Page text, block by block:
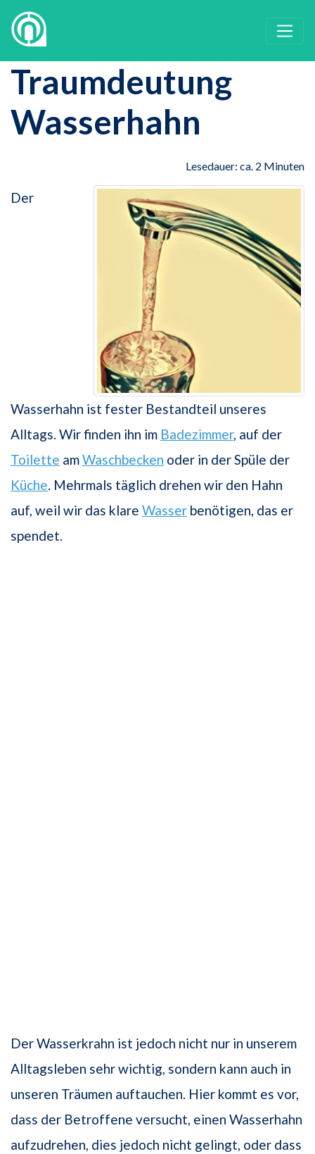
Traumdeutung
Wasserhahn
Lesedauer: ca. 2 Minuten
Der
Wasserhahn ist fester Bestandteil unseres
Alltags. Wir finden ihn im Badezimmer, auf der
Toilette amWaschbecken oder in der Spüle der
Küche. Mehrmals täglich drehen wir den Hahn
auf, weil wir das klare Wasser benötigen, das er
spendet.
Der Wasserkrahn ist jedoch nicht nur in unserem
Alltagsleben sehr wichtig, sondern kann auch in
unseren Träumen auftauchen. Hier kommt es vor,
dass der Betroffene versucht, einen Wasserhahn
aufzudrehen, dies jedoch nicht gelingt, oder dass